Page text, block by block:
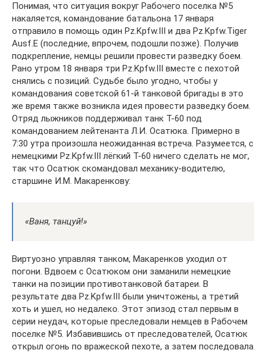
Понимая, что ситуация вокруг Рабочего поселка №5
накаляется, командование батальона 17 января
отправило в помощь один Pz.Kpfw.III и два Pz.Kpfw.Tiger
Ausf.E (последние, впрочем, подошли позже). Получив
подкрепление, немцы решили провести разведку боем.
Рано утром 18 января три Pz.Kpfw.III вместе с пехотой
снялись с позиций. Судьбе было угодно, чтобы у
командования советской 61-й танковой бригады в это
же время также возникла идея провести разведку боем.
Отряд лыжников поддерживал танк Т-60 под
командованием лейтенанта Л.И. Осатюка. Примерно в
7:30 утра произошла неожиданная встреча. Разумеется, с
немецкими Pz.Kpfw.III лёгкий Т-60 ничего сделать не мог,
так что Осатюк скомандовал механику-водителю,
старшине И.М. Макаренкову:
«Ваня, танцуй!»
Виртуозно управляя танком, Макаренков уходил от
погони. Вдвоем с Осатюком они заманили немецкие
танки на позиции противотанковой батареи. В
результате два Pz.Kpfw.III были уничтожены, а третий
хоть и ушел, но недалеко. Этот эпизод стал первым в
серии неудач, которые преследовали немцев в Рабочем
поселке №5. Избавившись от преследователей, Осатюк
открыл огонь по вражеской пехоте, а затем последовала